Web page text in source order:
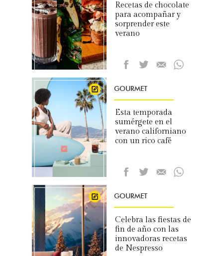
Recetas de chocolate
para acompañar y
sorprender este
verano
GOURMET
Esta temporada
sumérgete en el
verano californiano
con un rico café
GOURMET
Celebra las fiestas de
fin de año con las
innovadoras recetas
de Nespresso